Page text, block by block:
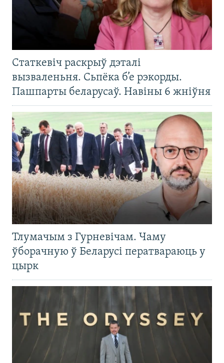
Статкевіч раскрыў дэталі
вызваленьня. Сьпёка б’е рэкорды.
Пашпарты беларусаў. Навіны 6 жніўня
Тлумачым з Гурневічам. Чаму
ўборачную ў Беларусі ператвараюць у
цырк